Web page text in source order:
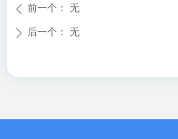
ꄴ 前一个： 无
ꄲ 后一个： 无